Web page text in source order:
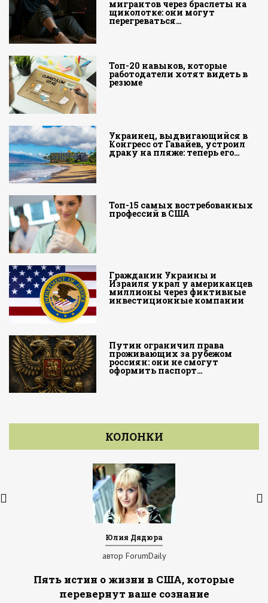
мигрантов через браслеты на
щиколотке: они могут
перегреваться…
Топ-20 навыков, которые
работодатели хотят видеть в
резюме
Украинец, выдвигающийся в
Конгресс от Гавайев, устроил
драку на пляже: теперь его…
Топ-15 самых востребованных
профессий в США
Гражданин Украины и
Израиля украл у американцев
миллионы через фиктивные
инвестиционные компании
Путин ограничил права
проживающих за рубежом
россиян: они не смогут
оформить паспорт…
КОЛОНКИ
Юлия Дядюра
автор ForumDaily
Пять истин о жизни в США, которые
перевернут ваше сознание